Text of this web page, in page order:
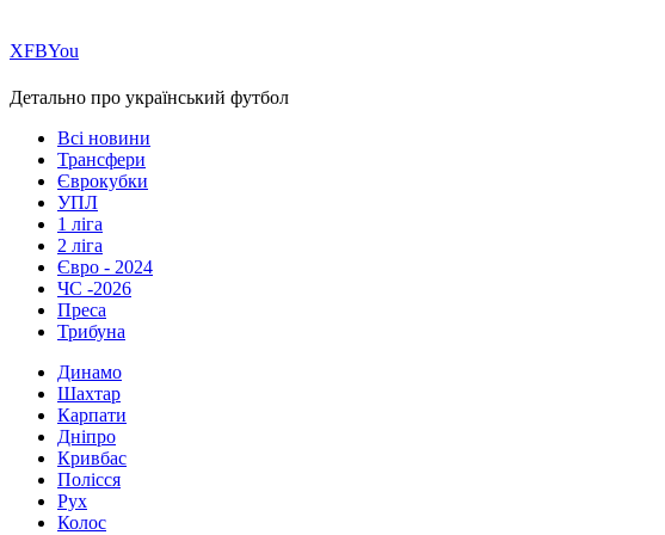
ХFBYou
Детально про український футбол
Всі новини
Трансфери
Єврокубки
УПЛ
1 ліга
2 ліга
Євро - 2024
ЧС -2026
Преса
Трибуна
Динамо
Шахтар
Карпати
Дніпро
Кривбас
Полісся
Рух
Колос